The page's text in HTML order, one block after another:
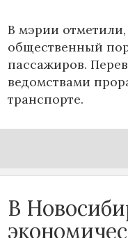
В мэрии
общественный
пассажиров.
ведомствами
транспорте.
В